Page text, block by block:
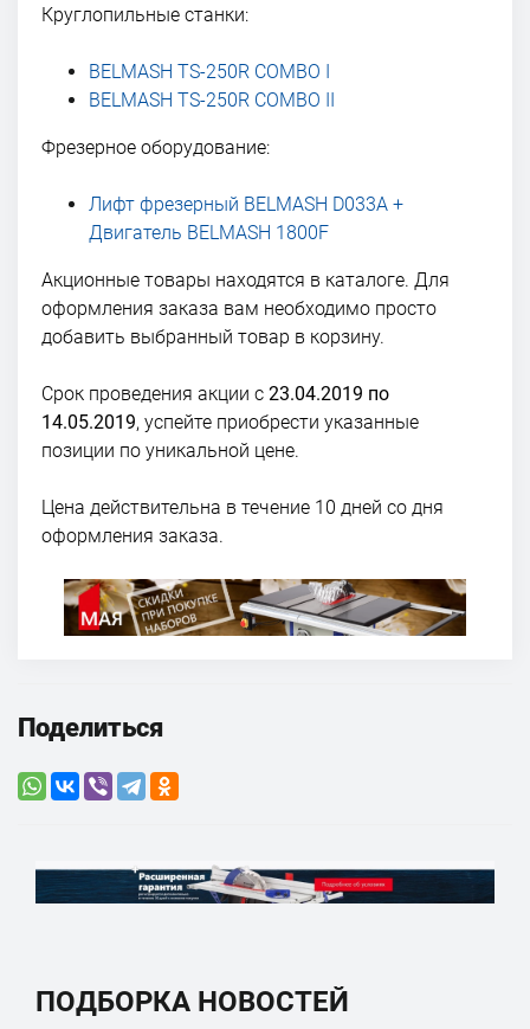
Круглопильные станки:
BELMASH TS-250R COMBO I
BELMASH TS-250R COMBO II
Фрезерное оборудование:
Лифт фрезерный BELMASH D033A +
Двигатель BELMASH 1800F
Акционные товары находятся в каталоге. Для
оформления заказа вам необходимо просто
добавить выбранный товар в корзину.
Срок проведения акции с 23.04.2019 по
14.05.2019, успейте приобрести указанные
позиции по уникальной цене.
Цена действительна в течение 10 дней со дня
оформления заказа.
Поделиться
ПОДБОРКА НОВОСТЕЙ